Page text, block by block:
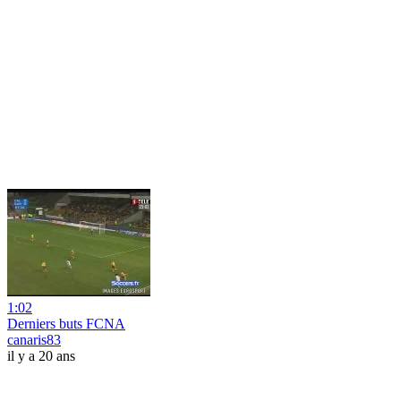
1:02
Derniers buts FCNA
canaris83
il y a 20 ans